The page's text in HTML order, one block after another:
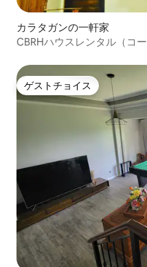
カラタガンの一軒家
CBRHハウスレンタル（コ
ゲストチョイス
ゲストチョイス